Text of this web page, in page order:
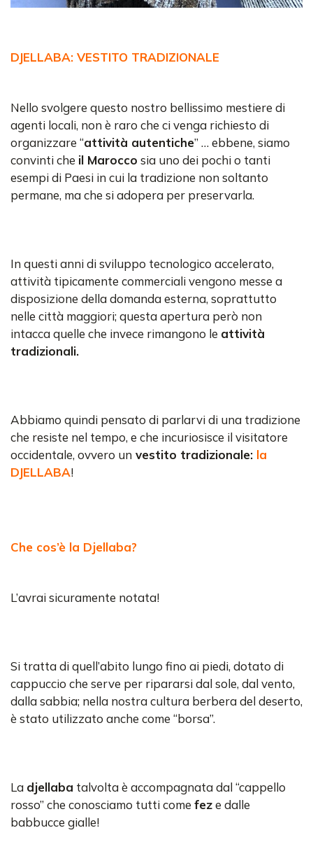
DJELLABA: VESTITO TRADIZIONALE
Nello svolgere questo nostro bellissimo mestiere di
agenti locali, non è raro che ci venga richiesto di
organizzare “attività autentiche” … ebbene, siamo
convinti che il Marocco sia uno dei pochi o tanti
esempi di Paesi in cui la tradizione non soltanto
permane, ma che si adopera per preservarla.
In questi anni di sviluppo tecnologico accelerato,
attività tipicamente commerciali vengono messe a
disposizione della domanda esterna, soprattutto
nelle città maggiori; questa apertura però non
intacca quelle che invece rimangono le attività
tradizionali.
Abbiamo quindi pensato di parlarvi di una tradizione
che resiste nel tempo, e che incuriosisce il visitatore
occidentale, ovvero un vestito tradizionale: la
DJELLABA!
Che cos’è la Djellaba?
L’avrai sicuramente notata!
Si tratta di quell’abito lungo fino ai piedi, dotato di
cappuccio che serve per ripararsi dal sole, dal vento,
dalla sabbia; nella nostra cultura berbera del deserto,
è stato utilizzato anche come “borsa”.
La djellaba talvolta è accompagnata dal “cappello
rosso” che conosciamo tutti come feze dalle
babbucce gialle!